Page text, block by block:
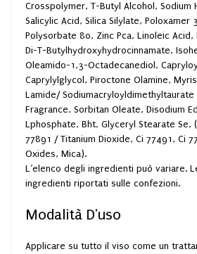
Crosspolymer, T-Butyl Alcohol, Sodium
Salicylic Acid, Silica Silylate, Poloxamer
Polysorbate 80, Zinc Pca, Linoleic
Di-T-Butylhydroxyhydrocinnamate,
Oleamido-1,3-Octadecanediol,
Caprylylglycol, Piroctone Olamine,
Lamide/
Fragrance, Sorbitan Oleate, Disodium
Lphosphate, Bht, Glyceryl Stearate Se,
77891 / Titanium Dioxide, Ci 77491, Ci
Oxides, Mica).
L’elenco degli ingredienti può variare.
ingredienti riportati sulle confezioni.
Modalità D'uso
Applicare su tutto il viso come un